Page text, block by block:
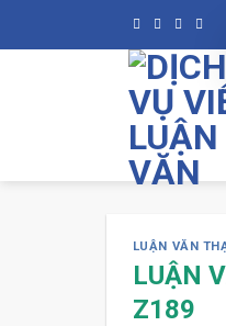
LUẬN VĂN
LUẬN
Z189